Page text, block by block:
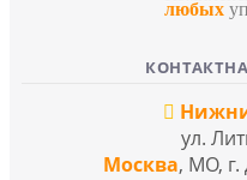
любых
ул.
Москва, МО,